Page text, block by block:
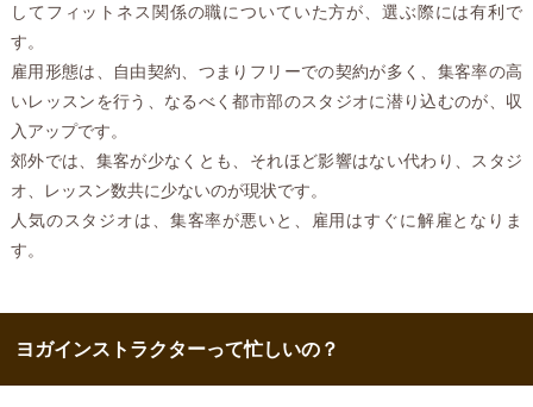
してフィットネス関係の職についていた方が、選ぶ際には有利で
す。
雇用形態は、自由契約、つまりフリーでの契約が多く、集客率の高
いレッスンを行う、なるべく都市部のスタジオに潜り込むのが、収
入アップです。
郊外では、集客が少なくとも、それほど影響はない代わり、スタジ
オ、レッスン数共に少ないのが現状です。
人気のスタジオは、集客率が悪いと、雇用はすぐに解雇となりま
す。
ヨガインストラクターって忙しいの？